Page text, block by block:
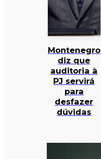
Montenegro
diz que
auditoria à
PJ servirá
para
desfazer
dúvidas